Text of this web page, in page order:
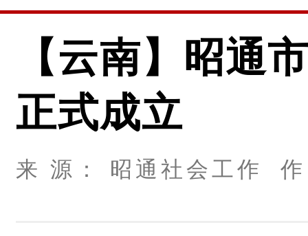
【云南】昭通
正式成立
来 源： 昭通社会工作